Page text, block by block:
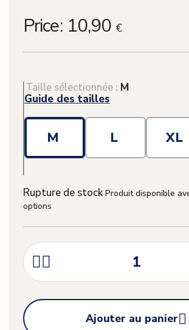
Price: 10,90 €
Taille sélectionnée : M
Guide des tailles
M L XL
Rupture de stock Produit disponible
options


Ajouter au panier